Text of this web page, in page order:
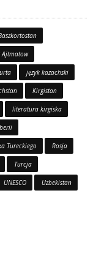
Ajtmatow
język kazachski
Kirgistan
literatura kirgiska
Tureckiego Rosja
Turcja
UNESCO Uzbekistan